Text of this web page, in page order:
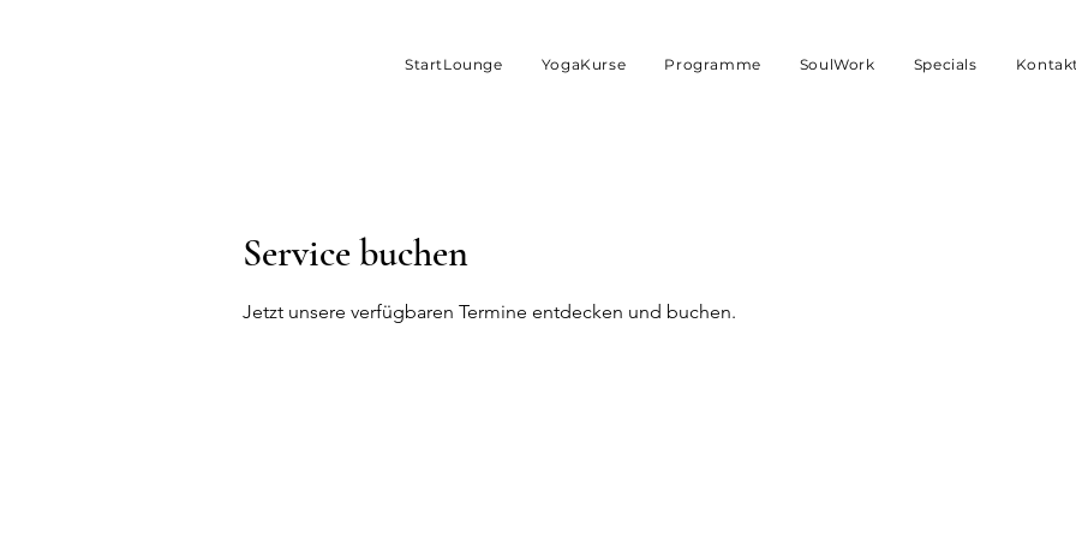
StartLounge YogaKurse Programme SoulWork Specials
Service buchen
Jetzt unsere verfügbaren Termine entdecken und buchen.